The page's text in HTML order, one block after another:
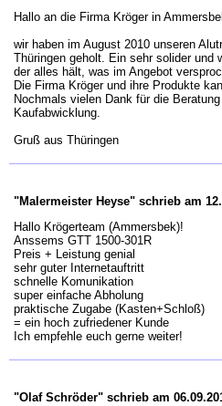
Hallo an die Firma Kröger in
wir haben im August 2010 unseren
Thüringen geholt. Ein sehr solider und
der alles hält, was im Angebot
Die Firma Kröger und ihre Produkte
Nochmals vielen Dank für die
Kaufabwicklung.
Gruß aus Thüringen
"Malermeister Heyse" schrieb am
Hallo Krögerteam (Ammersbek)!
Anssems GTT 1500-301R
Preis + Leistung genial
sehr guter Internetauftritt
schnelle Komunikation
super einfache Abholung
praktische Zugabe (Kasten+Schloß)
= ein hoch zufriedener Kunde
Ich empfehle euch gerne weiter!
"Olaf Schröder" schrieb am